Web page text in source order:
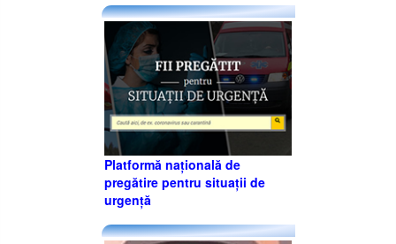
Platformă națională de
pregătire pentru situații de
urgență